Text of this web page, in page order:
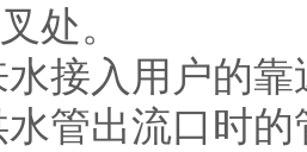
处。
接入用户的
管出流口时的